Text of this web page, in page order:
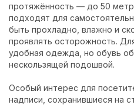
протяжённость — до 50
подходят для
быть прохладно, влажно и
проявлять осторожность.
удобная одежда, но обувь
нескользящей подошвой.
Особый интерес для
надписи, сохранившиеся на